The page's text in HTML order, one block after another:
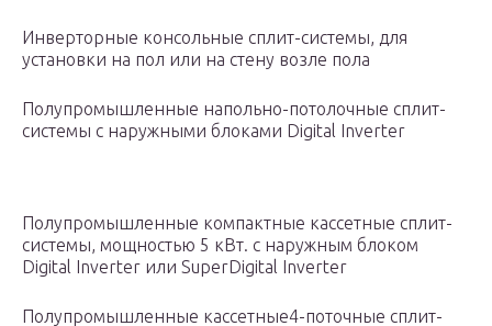
Инверторные консольные сплит-системы, для
установки на пол или на стену возле пола
Полупромышленные напольно-потолочные сплит-
системы с наружными блоками Digital Inverter
Полупромышленные компактные кассетные сплит-
системы, мощностью 5 кВт. с наружным блоком
Digital Inverter или SuperDigital Inverter
Полупромышленные кассетные4-поточные сплит-